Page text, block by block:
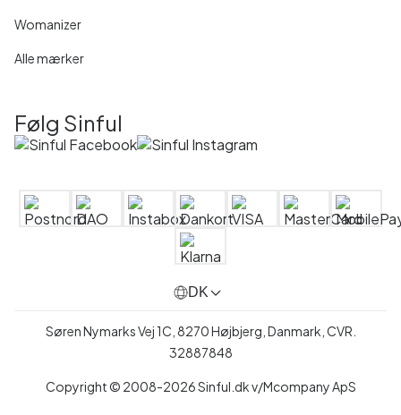
Womanizer
Alle mærker
Følg Sinful
DK
Søren Nymarks Vej 1C, 8270 Højbjerg, Danmark, CVR.
32887848
Copyright © 2008-2026 Sinful.dk v/Mcompany ApS